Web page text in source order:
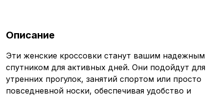
Описание
Эти женские кроссовки станут вашим надежным
спутником для активных дней. Они подойдут для
утренних прогулок, занятий спортом или просто
повседневной носки, обеспечивая удобство и